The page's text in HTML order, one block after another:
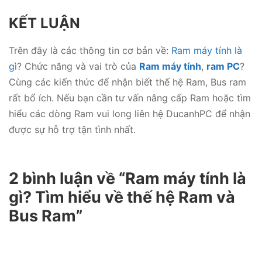
KẾT LUẬN
Trên đây là các thông tin cơ bản về: Ram máy tính là
gì? Chức năng và vai trò của Ram máy tính, ram PC?
Cùng các kiến thức để nhận biết thế hệ Ram, Bus ram
rất bổ ích. Nếu bạn cần tư vấn nâng cấp Ram hoặc tìm
hiểu các dòng Ram vui long liên hệ DucanhPC để nhận
được sự hỗ trợ tận tình nhất.
2 bình luận về “Ram máy tính là
gì? Tìm hiểu về thế hệ Ram và
Bus Ram”